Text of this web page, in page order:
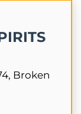
Broken